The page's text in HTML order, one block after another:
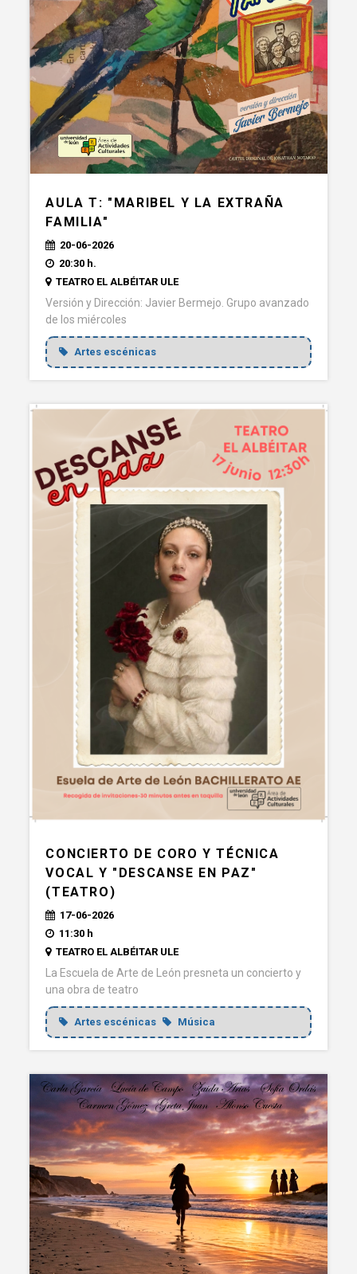
AULA T: "MARIBEL Y LA EXTRAÑA
FAMILIA"
20-06-2026
20:30 h.
TEATRO EL ALBÉITAR ULE
Versión y Dirección: Javier Bermejo. Grupo avanzado
de los miércoles
Artes escénicas
CONCIERTO DE CORO Y TÉCNICA
VOCAL Y "DESCANSE EN PAZ"
(TEATRO)
17-06-2026
11:30 h
TEATRO EL ALBÉITAR ULE
La Escuela de Arte de León presneta un concierto y
una obra de teatro
Artes escénicas Música